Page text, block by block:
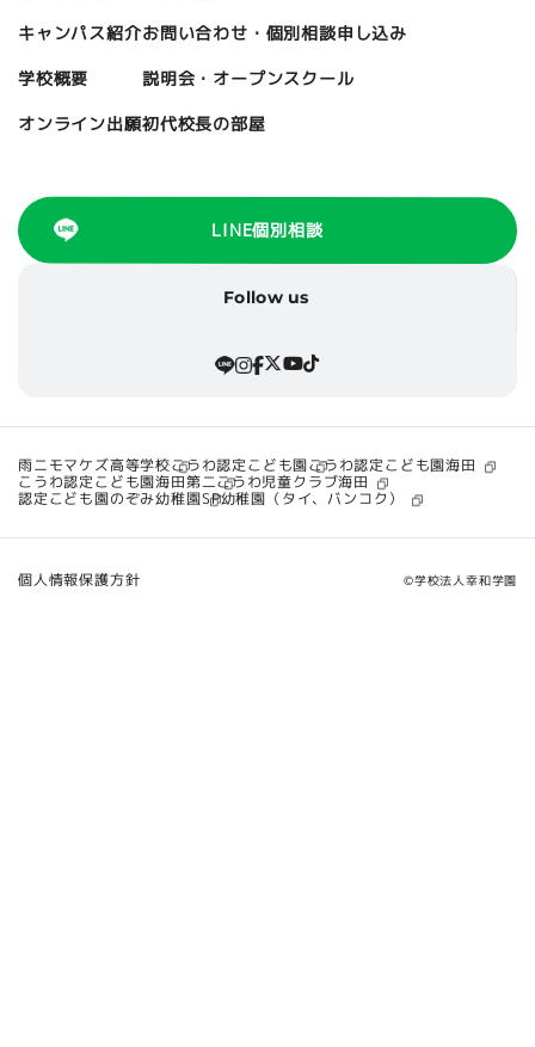
キャンパス紹介
学校概要
オンライン出願
お問い合わせ・個別相談申し込み
説明会・オープンスクール
初代校長の部屋
LINE個別相談
Follow us
雨ニモマケズ高等学校こうわ認定こども園こうわ認定こども園海田
こうわ認定こども園海田第二こうわ児童クラブ海田
認定こども園のぞみ幼稚園SP幼稚園（タイ、バンコク）
個人情報保護方針 ©学校法人幸和学園